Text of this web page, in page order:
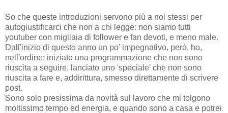
So che queste introduzioni servono più a noi stessi per
autogiustificarci che non a chi legge: non siamo tutti
youtuber con migliaia di follower e fan devoti, e meno male.
Dall'inizio di questo anno un po' impegnativo, però, ho,
nell'ordine: iniziato una programmazione che non sono
riuscita a seguire, lanciato uno 'speciale' che non sono
riuscita a fare e, addirittura, smesso direttamente di scrivere
post.
Sono solo presissima da novità sul lavoro che mi tolgono
moltissimo tempo ed energia, e quando sono a casa e potrei